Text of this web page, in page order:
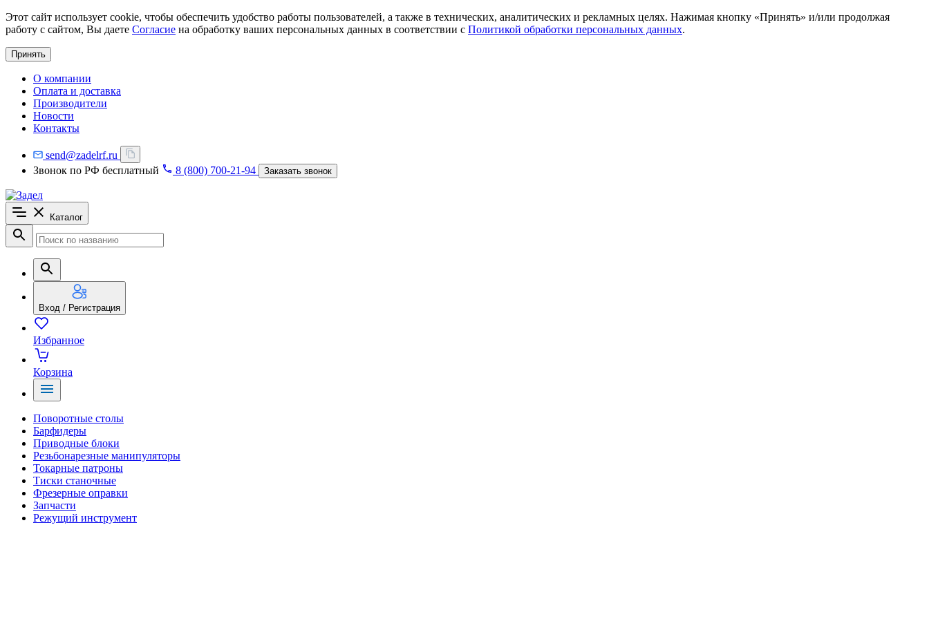
Этот сайт использует cookie, чтобы обеспечить удобство работы пользователей, а также в технических, аналитических и рекламных целях. Нажимая кнопку «Принять» и/или продолжая
работу с сайтом, Вы даете Согласие на обработку ваших персональных данных в соответствии с Политикой обработки персональных данных.
Принять
О компании
Оплата и доставка
Производители
Новости
Контакты
send@zadelrf.ru
Звонок по РФ бесплатный
8 (800) 700-21-94 Заказать звонок
Каталог
Вход / Регистрация
Избранное
Корзина
Поворотные столы
Барфидеры
Приводные блоки
Резьбонарезные манипуляторы
Токарные патроны
Тиски станочные
Фрезерные оправки
Запчасти
Режущий инструмент